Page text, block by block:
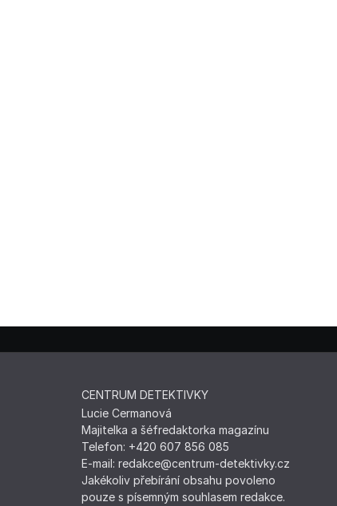
CENTRUM DETEKTIVKY
Lucie Cermanová
Majitelka a šéfredaktorka magazínu
Telefon: +420 607 856 085
E-mail: redakce@centrum-detektivky.cz
Jakékoliv přebírání obsahu povoleno
pouze s písemným souhlasem redakce.